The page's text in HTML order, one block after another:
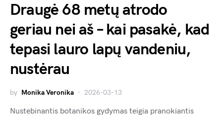
Draugė 68 metų atrodo
geriau nei aš – kai pasakė, kad
tepasi lauro lapų vandeniu,
nustėrau
by Monika Veronika 2026-03-13
Nustebinantis botanikos gydymas teigia pranokiantis